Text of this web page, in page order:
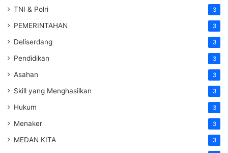
TNI & Polri 3
PEMERINTAHAN 3
Deliserdang 3
Pendidikan 3
Asahan 3
Skill yang Menghasilkan 3
Hukum 3
Menaker 3
MEDAN KITA 3